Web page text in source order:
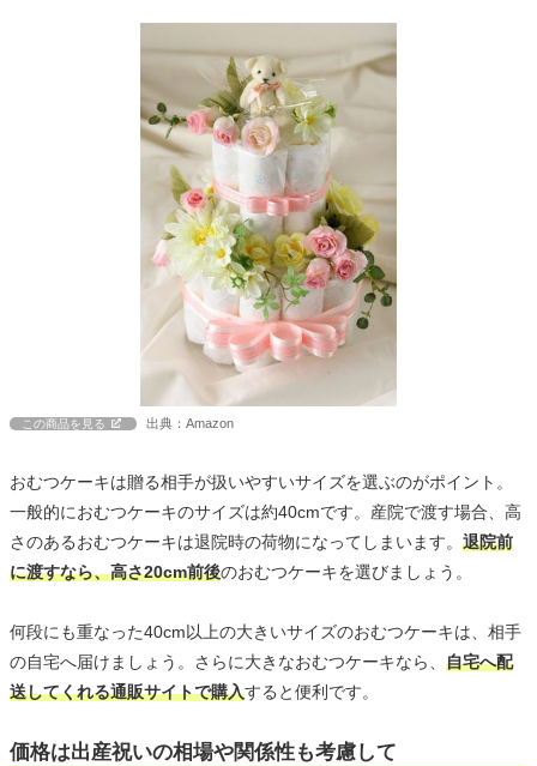
この商品を見る 出典：Amazon
おむつケーキは贈る相手が扱いやすいサイズを選ぶのがポイント。
一般的におむつケーキのサイズは約40cmです。産院で渡す場合、高
さのあるおむつケーキは退院時の荷物になってしまいます。 退院前
に渡すなら、高さ20cm前後のおむつケーキを選びましょう。
何段にも重なった40cm以上の大きいサイズのおむつケーキは、相手
の自宅へ届けましょう。さらに大きなおむつケーキなら、 自宅へ配
送してくれる通販サイトで購入すると便利です。
価格は出産祝いの相場や関係性も考慮して